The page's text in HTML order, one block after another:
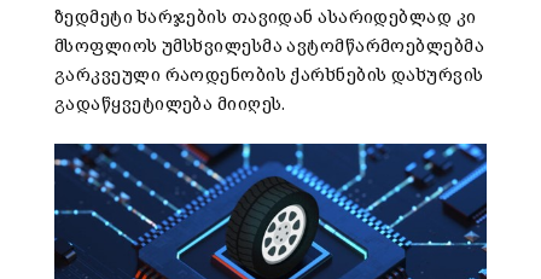
ზედმეტი ხარჯების თავიდან ასარიდებლად კი
მსოფლიოს უმსხვილესმა ავტომწარმოებლებმა
გარკვეული რაოდენობის ქარხნების დახურვის
გადაწყვეტილება მიიღეს.